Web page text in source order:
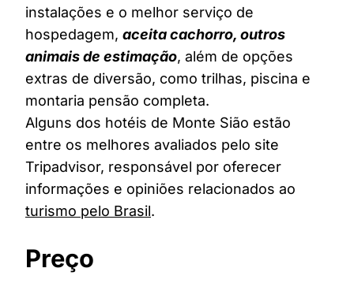
instalações e o melhor serviço de
hospedagem, aceita cachorro, outros
animais de estimação, além de opções
extras de diversão, como trilhas, piscina e
montaria pensão completa.
Alguns dos hotéis de Monte Sião estão
entre os melhores avaliados pelo site
Tripadvisor, responsável por oferecer
informações e opiniões relacionados ao
turismo pelo Brasil.
Preço